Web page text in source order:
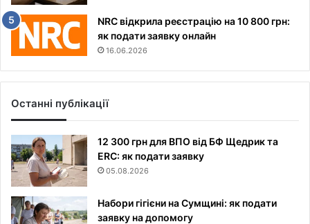
NRC відкрила реєстрацію на 10 800 грн:
як подати заявку онлайн
16.06.2026
Останні публікації
12 300 грн для ВПО від БФ Щедрик та
ERC: як подати заявку
05.08.2026
Набори гігієни на Сумщині: як подати
заявку на допомогу